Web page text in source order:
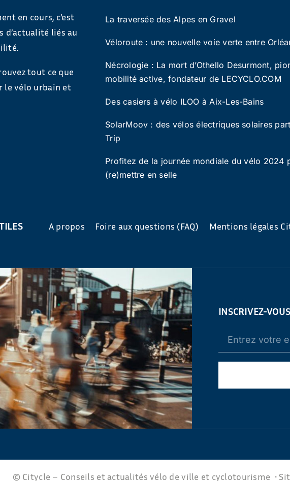
en cours, c’est
d’actualité liés au
tout ce que
le vélo urbain et
La traversée des Alpes en Gravel
Véloroute : une nouvelle voie verte entre
Nécrologie : La mort d’Othello Desurmont,
mobilité active, fondateur de LECYCLO.COM
Des casiers à vélo ILOO à Aix-Les-Bains
SolarMoov : des vélos électriques solaires
Trip
Profitez de la journée mondiale du vélo 2024
(re)mettre en selle
A propos Foire aux questions (FAQ) Mentions légales
INSCRIVEZ-
© Citycle – Conseils et actualités vélo de ville et cyclotourisme •